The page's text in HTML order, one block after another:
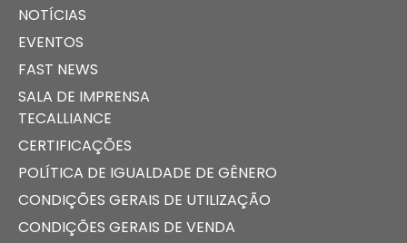
NOTÍCIAS
EVENTOS
FAST NEWS
SALA DE IMPRENSA
TECALLIANCE
CERTIFICAÇÕES
POLÍTICA DE IGUALDADE DE GÊNERO
CONDIÇÕES GERAIS DE UTILIZAÇÃO
CONDIÇÕES GERAIS DE VENDA